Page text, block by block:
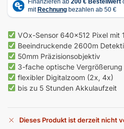
VOx-Sensor 640×512 Pixel mit
Beeindruckende 2600m
50mm Präzisionsobjektiv
3-fache optische Vergrößerung
flexibler Digitalzoom (2x, 4x)
bis zu 5 Stunden Akkulaufzeit
Dieses Produkt ist derzeit nicht